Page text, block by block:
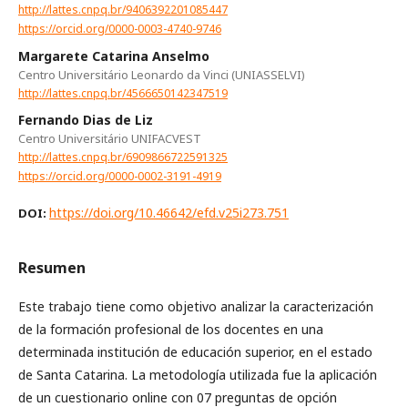
http://lattes.cnpq.br/9406392201085447
https://orcid.org/0000-0003-4740-9746
Margarete Catarina Anselmo
Centro Universitário Leonardo da Vinci (UNIASSELVI)
http://lattes.cnpq.br/4566650142347519
Fernando Dias de Liz
Centro Universitário UNIFACVEST
http://lattes.cnpq.br/6909866722591325
https://orcid.org/0000-0002-3191-4919
DOI: https://doi.org/10.46642/efd.v25i273.751
Resumen
Este trabajo tiene como objetivo analizar la caracterización
de la formación profesional de los docentes en una
determinada institución de educación superior, en el estado
de Santa Catarina. La metodología utilizada fue la aplicación
de un cuestionario online con 07 preguntas de opción